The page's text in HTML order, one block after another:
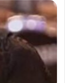
فنانة
سودانية
تعود
للغناء
بعد